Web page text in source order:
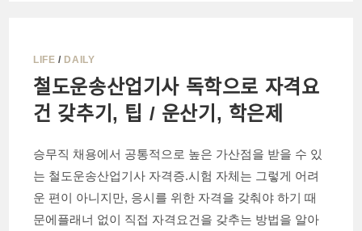
LIFE / DAILY
철도운송산업기사 독학으로 자격요
건 갖추기, 팁 / 운산기, 학은제
승무직 채용에서 공통적으로 높은 가산점을 받을 수 있
는 철도운송산업기사 자격증.시험 자체는 그렇게 어려
운 편이 아니지만, 응시를 위한 자격을 갖춰야 하기 때
문에플래너 없이 직접 자격요건을 갖추는 방법을 알아